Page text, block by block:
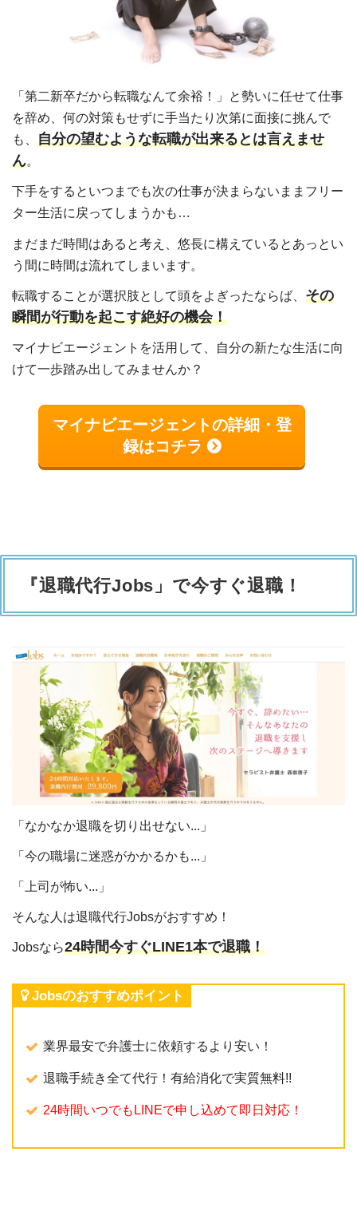
「第二新卒だから転職なんて余裕！」と勢いに任せて仕事
を辞め、何の対策もせずに手当たり次第に面接に挑んで
も、 自分の望むような転職が出来るとは言えませ
ん。
下手をするといつまでも次の仕事が決まらないままフリー
ター生活に戻ってしまうかも…
まだまだ時間はあると考え、悠長に構えているとあっとい
う間に時間は流れてしまいます。
転職することが選択肢として頭をよぎったならば、 その
瞬間が行動を起こす絶好の機会！
マイナビエージェントを活用して、自分の新たな生活に向
けて一歩踏み出してみませんか？
マイナビエージェントの詳細・登
録はコチラ
『退職代行Jobs」で今すぐ退職！
「なかなか退職を切り出せない...」
「今の職場に迷惑がかかるかも...」
「上司が怖い...」
そんな人は退職代行Jobsがおすすめ！
Jobsなら24時間今すぐLINE1本で退職！
Jobsのおすすめポイント
業界最安で弁護士に依頼するより安い！
退職手続き全て代行！有給消化で実質無料!!
24時間いつでもLINEで申し込めて即日対応！